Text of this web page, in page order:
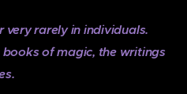
very rarely in individuals.
books of magic, the writings